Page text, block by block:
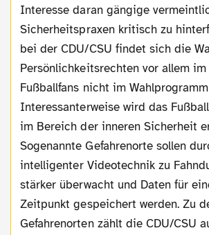
Interesse daran gängige
Sicherheitspraxen kritisch zu
bei der CDU/CSU findet sich die
Persönlichkeitsrechten vor allem
Fußballfans nicht im
Interessanterweise wird das
im Bereich der inneren Sicherheit
Sogenannte Gefahrenorte sollen
intelligenter Videotechnik zu
stärker überwacht und Daten für
Zeitpunkt gespeichert werden. Zu
Gefahrenorten zählt die CDU/CSU